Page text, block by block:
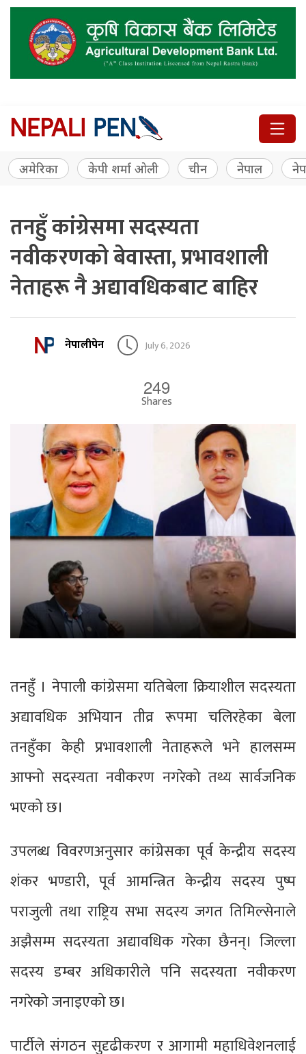
अमेरिका केपी शर्मा ओली चीन नेपाल
तनहुँ कांग्रेसमा सदस्यता
नवीकरणको बेवास्ता, प्रभावशाली
नेताहरू नै अद्यावधिकबाट बाहिर
नेपालीपेन July 6, 2026
249
Shares
तनहुँ । नेपाली कांग्रेसमा यतिबेला क्रियाशील सदस्यता
अद्यावधिक अभियान तीव्र रूपमा चलिरहेका बेला
तनहुँका केही प्रभावशाली नेताहरूले भने हालसम्म
आफ्नो सदस्यता नवीकरण नगरेको तथ्य सार्वजनिक
भएको छ।
उपलब्ध विवरणअनुसार कांग्रेसका पूर्व केन्द्रीय सदस्य
शंकर भण्डारी, पूर्व आमन्त्रित केन्द्रीय सदस्य पुष्प
पराजुली तथा राष्ट्रिय सभा सदस्य जगत तिमिल्सेनाले
अझैसम्म सदस्यता अद्यावधिक गरेका छैनन्। जिल्ला
सदस्य डम्बर अधिकारीले पनि सदस्यता नवीकरण
नगरेको जनाइएको छ।
पार्टीले संगठन सुदृढीकरण र आगामी महाधिवेशनलाई